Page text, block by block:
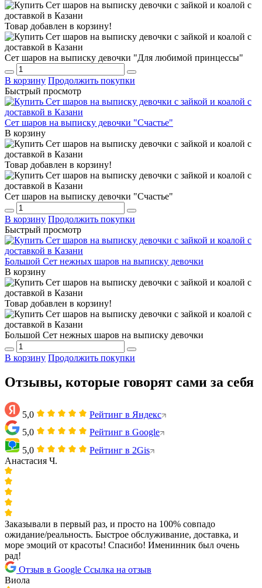
Товар добавлен в корзину!
Сет шаров на выписку девочки "Для любимой принцессы"
В корзину Продолжить покупки
Быстрый просмотр
Сет шаров на выписку девочки "Счастье"
В корзину
Товар добавлен в корзину!
Сет шаров на выписку девочки "Счастье"
В корзину Продолжить покупки
Быстрый просмотр
Большой Сет нежных шаров на выписку девочки
В корзину
Товар добавлен в корзину!
Большой Сет нежных шаров на выписку девочки
В корзину Продолжить покупки
Отзывы, которые говорят сами за себя
5,0
Рейтинг в Яндекс
5,0
Рейтинг в Google
5,0
Рейтинг в 2Gis
Анастасия Ч.
Заказывали в первый раз, и просто на 100% совпадо
ожидание/реальность. Быстрое обслуживание, доставка, и
море эмоций от красоты! Спасибо! Именинник был очень
рад!
Отзыв в Google Ссылка на отзыв
Виола